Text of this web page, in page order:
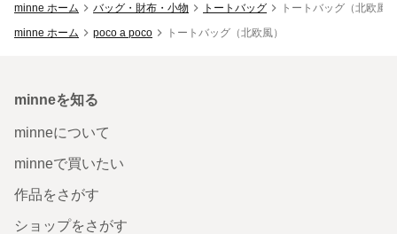
minne ホーム バッグ・財布・小物 トートバッグ
トートバッグ（北欧風）
minne ホーム
poco a poco トートバッグ（北欧風）
minneを知る
minneについて
minneで買いたい
作品をさがす
ショップをさがす